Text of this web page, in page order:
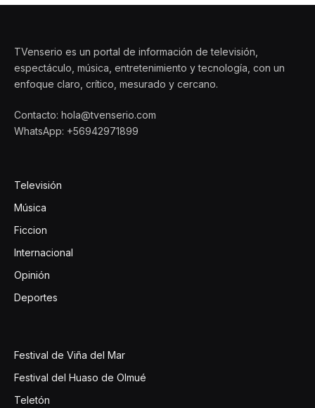
TVenserio es un portal de información de televisión,
espectáculo, música, entretenimiento y tecnología, con un
enfoque claro, crítico, mesurado y cercano.
Contacto: hola@tvenserio.com
WhatsApp: +56942971899
Televisión
Música
Ficcion
Internacional
Opinión
Deportes
Festival de Viña del Mar
Festival del Huaso de Olmué
Teletón